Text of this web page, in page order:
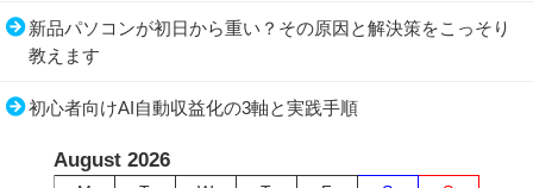
新品パソコンが初日から重い？その原因と解決策をこっそり
教えます
初心者向けAI自動収益化の3軸と実践手順
August 2026